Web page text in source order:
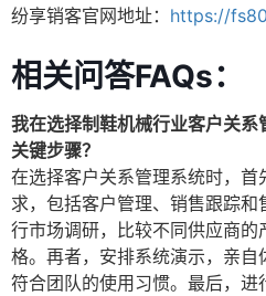
纷享销客官网地址： https://
相关问答FAQs：
我在选择制鞋机械行业客户关
关键步骤？
在选择客户关系管理系统时，首
求，包括客户管理、销售跟踪
行市场调研，比较不同供应商
格。再者，安排系统演示，亲
符合团队的使用习惯。最后，